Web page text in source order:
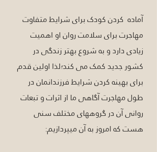
آماده  کردن کودک برای شرایط متفاوت
مهاجرت برای سلامت روان او اهمیت
زیادی دارد و به شروع بهتر زندگی در
کشور جدید کمک می کند؛لذا اولین قدم
برای بهینه کردن شرایط فرزندانمان در
طول مهاجرت آگاهی ما از اثرات و تبعات
روانی آن در گروههای مختلف سنی
هست که امروز به آن میپردازیم: